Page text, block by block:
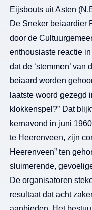
Eijsbouts uit Asten
De Sneker beiaardier
door de
enthousiaste reactie
dat de ‘stemmen’
beiaard worden
laatste woord gezegd
klokkenspel?” Dat
kernavond in juni
te Heerenveen, zijn
Heerenveen” ten
sluimerende,
De organisatoren
resultaat dat acht